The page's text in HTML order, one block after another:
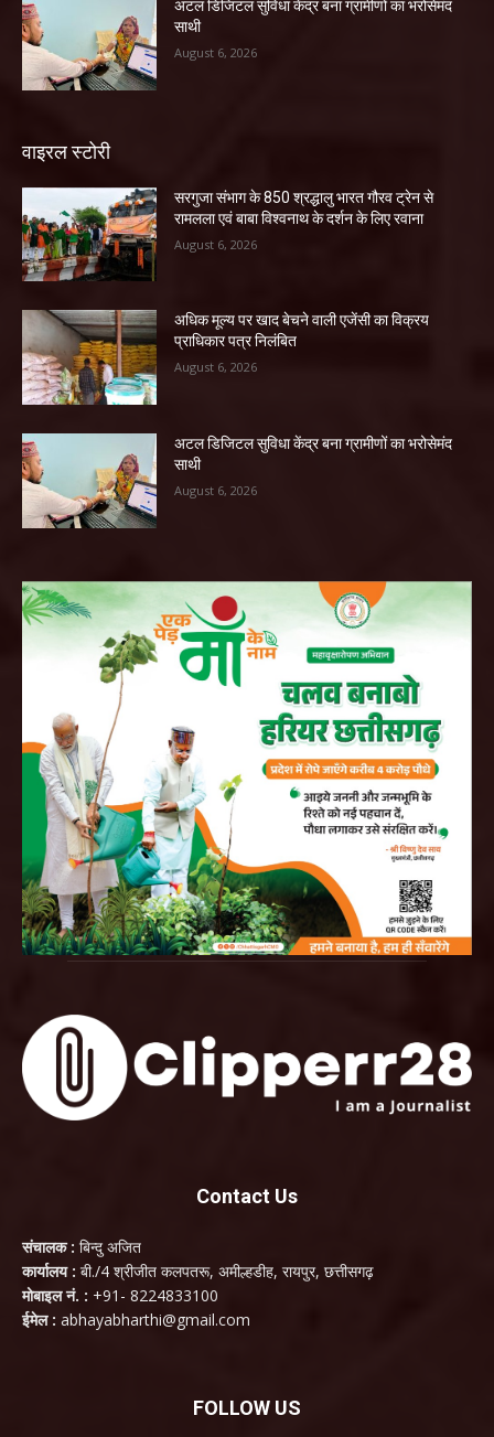
अटल डिजिटल सुविधा केंद्र बना ग्रामीणों का भरोसेमंद
साथी
August 6, 2026
वाइरल स्टोरी
सरगुजा संभाग के 850 श्रद्धालु भारत गौरव ट्रेन से
रामलला एवं बाबा विश्वनाथ के दर्शन के लिए रवाना
August 6, 2026
अधिक मूल्य पर खाद बेचने वाली एजेंसी का विक्रय
प्राधिकार पत्र निलंबित
August 6, 2026
अटल डिजिटल सुविधा केंद्र बना ग्रामीणों का भरोसेमंद
साथी
August 6, 2026
Contact Us
संचालक : बिन्दु अजित
कार्यालय : बी./4 श्रीजीत कलपतरू, अमील्हडीह, रायपुर, छत्तीसगढ़
मोबाइल नं. : +91- 8224833100
ईमेल : abhayabharthi@gmail.com
FOLLOW US